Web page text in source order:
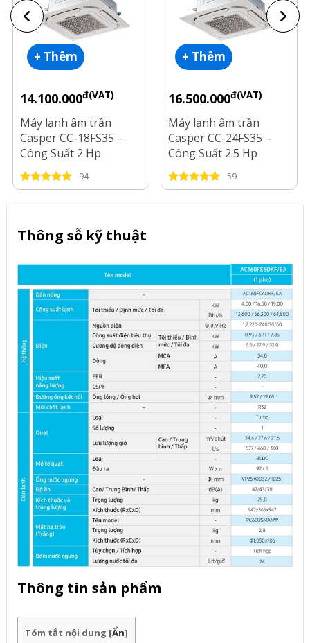
+ Thêm
14.100.000đ(VAT)
Máy lạnh âm trần
Casper CC-18FS35 –
Công Suất 2 Hp
94
+ Thêm
16.500.000đ(VAT)
Máy lạnh âm trần
Casper CC-24FS35 –
Công Suất 2.5 Hp
59
Thông sỗ kỹ thuật
Thông tin sản phẩm
Tóm tắt nội dung [Ẩn]